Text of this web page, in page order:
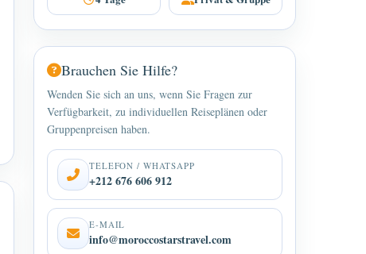
Brauchen Sie Hilfe?
Wenden Sie sich an uns, wenn Sie Fragen zur
Verfügbarkeit, zu individuellen Reiseplänen oder
Gruppenpreisen haben.
TELEFON / WHATSAPP
+212 676 606 912
E-MAIL
info@moroccostarstravel.com